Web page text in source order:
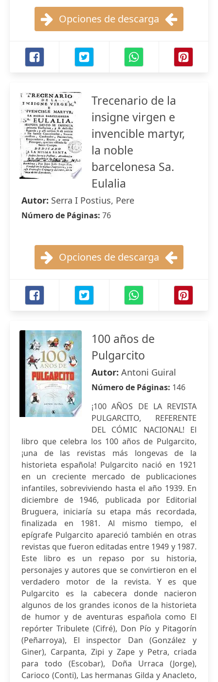
Opciones de descarga
Trecenario de la
insigne virgen e
invencible martyr,
la noble
barcelonesa Sa.
Eulalia
Autor: Serra I Postius, Pere
Número de Páginas: 76
Opciones de descarga
100 años de
Pulgarcito
Autor: Antoni Guiral
Número de Páginas: 146
¡100 AÑOS DE LA REVISTA
PULGARCITO, REFERENTE
DEL CÓMIC NACIONAL! El
libro que celebra los 100 años de Pulgarcito,
¡una de las revistas más longevas de la
historieta española! Pulgarcito nació en 1921
en un creciente mercado de publicaciones
infantiles, sobreviviendo hasta el año 1939. En
diciembre de 1946, publicada por Editorial
Bruguera, iniciaría su etapa más recordada,
finalizada en 1981. Al mismo tiempo, el
epígrafe Pulgarcito apareció también en otras
revistas que fueron editadas entre 1949 y 1987.
Este libro es un repaso por su historia,
personajes y autores que se convirtieron en el
verdadero motor de la revista. Y es que
Pulgarcito es la cabecera donde nacieron
algunos de los grandes iconos de la historieta
de humor y de aventuras española como El
repórter Tribulete (Cifré), Don Pío y Pitagorín
(Peñarroya), El inspector Dan (González y
Giner), Carpanta, Zipi y Zape y Petra, criada
para todo (Escobar), Doña Urraca (Jorge),
Carioco (Conti), Las hermanas Gilda y Anacleto,